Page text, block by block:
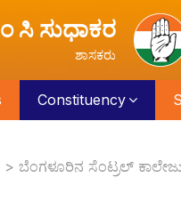
ಸಿ ಸುಧಾಕರ
ಶಾಸಕರು
Constituency
> ಬೆಂಗಳೂರಿನ ಸೆಂಟ್ರಲ್